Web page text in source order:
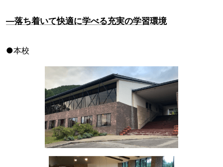
―落ち着いて快適に学べる充実の学習環境
●本校